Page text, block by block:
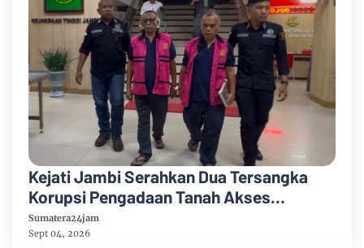
Kejati Jambi Serahkan Dua Tersangka
Korupsi Pengadaan Tanah Akses
Pelabuhan Ujung Jabung Ke Penuntut
Umum
Sumatera24jam
Sept 04, 2026